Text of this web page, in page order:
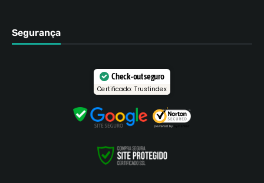
Segurança
Check-out seguro
Certificado: Trustindex